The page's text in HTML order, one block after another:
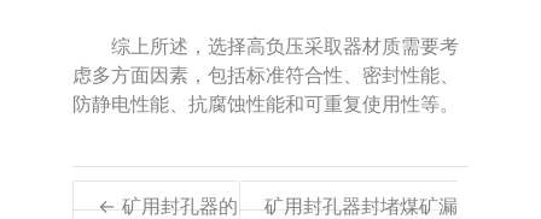
综上所述，选择高负压采取器材质需要考
虑多方面因素，包括标准符合性、密封性能、
防静电性能、抗腐蚀性能和可重复使用性等。
← 矿用封孔器的
矿用封孔器封堵煤矿漏